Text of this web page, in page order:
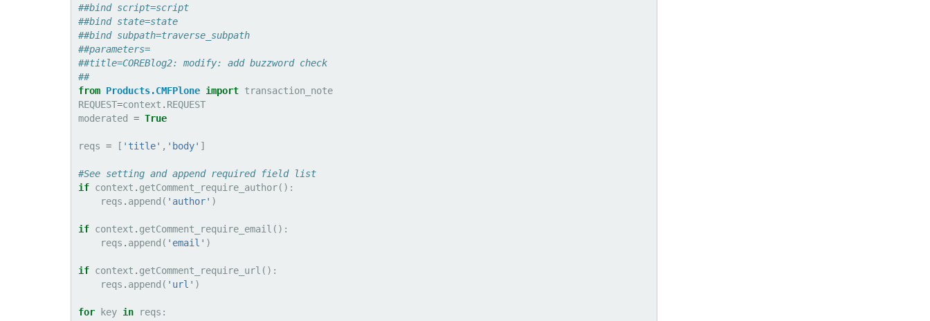
##bind script=script
##bind state=state
##bind subpath=traverse_subpath
##parameters=
##title=COREBlog2: modify: add buzzword check
##
from Products.CMFPlone import transaction_note
REQUEST=context . REQUEST
moderated = True
reqs = [ 'title' , 'body' ]
#See setting and append required field list
if context . getComment_require_author():
reqs . append ( 'author' )
if context . getComment_require_email ():
reqs . append ( 'email' )
if context . getComment_require_url ():
reqs . append ( 'url' )
for key in reqs :